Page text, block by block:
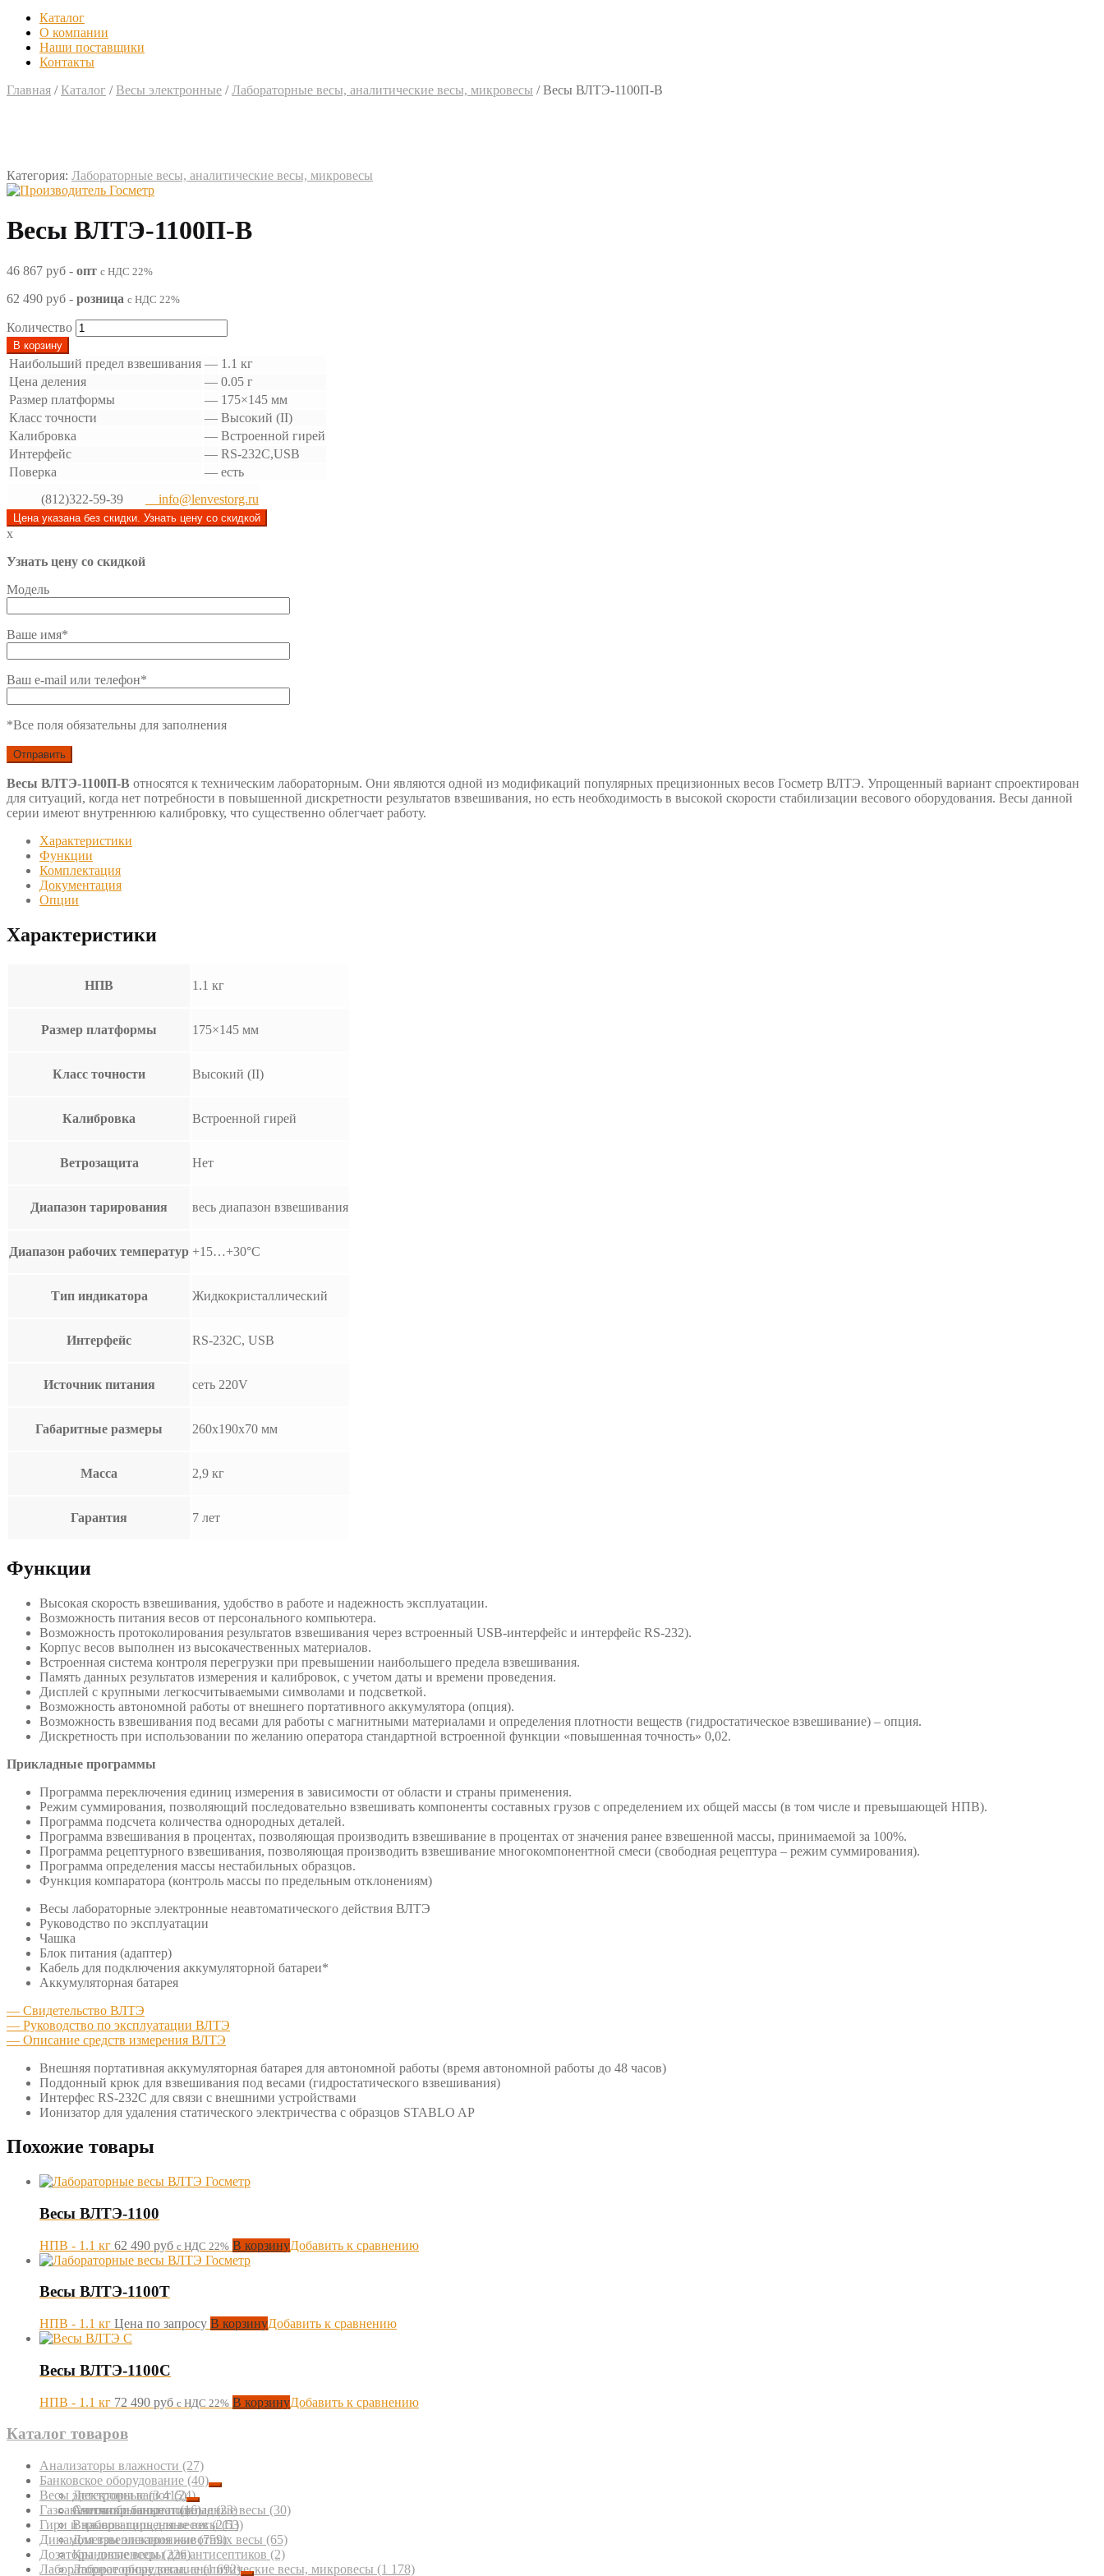
Каталог
О компании
Наши поставщики
Контакты
Главная / Каталог / Весы электронные /Лабораторные весы, аналитические весы, микровесы /Весы ВЛТЭ-1100П-В
Категория: Лабораторные весы, аналитические весы, микровесы
Весы ВЛТЭ-1100П-В
46 867 руб - опт с НДС 22%
62 490 руб - розница с НДС 22%
Количество
В корзину
Наибольший предел взвешивания — 1.1 кг
Цена деления
— 0.05 г
Размер платформы
— 175×145 мм
Класс точности
— Высокий (II)
Калибровка
— Встроенной гирей
Интерфейс
— RS-232C,USB
Поверка
— есть
(812)322-59-39
info@lenvestorg.ru
Цена указана без скидки. Узнать цену со скидкой
x
Узнать цену со скидкой
Модель
Ваше имя*
Ваш e-mail или телефон*
*Все поля обязательны для заполнения
Весы ВЛТЭ-1100П-В относятся к техническим лабораторным. Они являются одной из модификаций популярных прецизионных весов Госметр ВЛТЭ. Упрощенный вариант спроектирован
для ситуаций, когда нет потребности в повышенной дискретности результатов взвешивания, но есть необходимость в высокой скорости стабилизации весового оборудования. Весы данной
серии имеют внутреннюю калибровку, что существенно облегчает работу.
Характеристики
Функции
Комплектация
Документация
Опции
Характеристики
НПВ 1.1 кг
Размер платформы 175×145 мм
Класс точности Высокий (II)
Калибровка Встроенной гирей
Ветрозащита Нет
Диапазон тарирования весь диапазон взвешивания
Диапазон рабочих температур +15…+30°С
Тип индикатора Жидкокристаллический
Интерфейс RS-232C, USB
Источник питания сеть 220V
Габаритные размеры 260х190х70 мм
Масса 2,9 кг
Гарантия 7 лет
Функции
Высокая скорость взвешивания, удобство в работе и надежность эксплуатации.
Возможность питания весов от персонального компьютера.
Возможность протоколирования результатов взвешивания через встроенный USB-интерфейс и интерфейс RS-232).
Корпус весов выполнен из высокачественных материалов.
Встроенная система контроля перегрузки при превышении наибольшего предела взвешивания.
Память данных результатов измерения и калибровок, с учетом даты и времени проведения.
Дисплей с крупными легкосчитываемыми символами и подсветкой.
Возможность автономной работы от внешнего портативного аккумулятора (опция).
Возможность взвешивания под весами для работы с магнитными материалами и определения плотности веществ (гидростатическое взвешивание) – опция.
Дискретность при использовании по желанию оператора стандартной встроенной функции «повышенная точность» 0,02.
Прикладные программы
Программа переключения единиц измерения в зависимости от области и страны применения.
Режим суммирования, позволяющий последовательно взвешивать компоненты составных грузов с определением их общей массы (в том числе и превышающей НПВ).
Программа подсчета количества однородных деталей.
Программа взвешивания в процентах, позволяющая производить взвешивание в процентах от значения ранее взвешенной массы, принимаемой за 100%.
Программа рецептурного взвешивания, позволяющая производить взвешивание многокомпонентной смеси (свободная рецептура – режим суммирования).
Программа определения массы нестабильных образцов.
Функция компаратора (контроль массы по предельным отклонениям)
Весы лабораторные электронные неавтоматического действия ВЛТЭ
Руководство по эксплуатации
Чашка
Блок питания (адаптер)
Кабель для подключения аккумуляторной батареи*
Аккумуляторная батарея
— Свидетельство ВЛТЭ
— Руководство по эксплуатации ВЛТЭ
— Описание средств измерения ВЛТЭ
Внешняя портативная аккумуляторная батарея для автономной работы (время автономной работы до 48 часов)
Поддонный крюк для взвешивания под весами (гидростатического взвешивания)
Интерфес RS-232C для связи с внешними устройствами
Ионизатор для удаления статического электричества с образцов STABLO AP
Похожие товары
Весы ВЛТЭ-1100
НПВ - 1.1 кг 62 490 руб с НДС 22% В корзинуДобавить к сравнению
Весы ВЛТЭ-1100Т
НПВ - 1.1 кг Цена по запросу В корзинуДобавить к сравнению
Весы ВЛТЭ-1100С
НПВ - 1.1 кг 72 490 руб с НДС 22% В корзинуДобавить к сравнению
Каталог товаров
Анализаторы влажности (27)
Банковское оборудование (40)
Детекторы валют(24)
Счетчики банкнот(16)
Весы электронные(3 415)
Автомобильные подкладные весы (30)
Взрывозащищенные весы(53)
Для взвешивания животных весы (65)
Крановые весы(226)
Лабораторные весы, аналитические весы, микровесы (1 178)
Газоанализаторы портативные(23)
Гири и наборы гирь для весов(211)
Динамометры электронные(759)
Дозаторы диспенсеры для антисептиков (2)
Лабораторное оборудование(1 692)